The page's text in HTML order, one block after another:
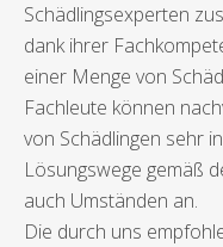
Schädlingsexperten
dank ihrer
einer Menge von
Fachleute können
von Schädlingen sehr
Lösungswege gemäß
auch Umständen an.
Die durch uns